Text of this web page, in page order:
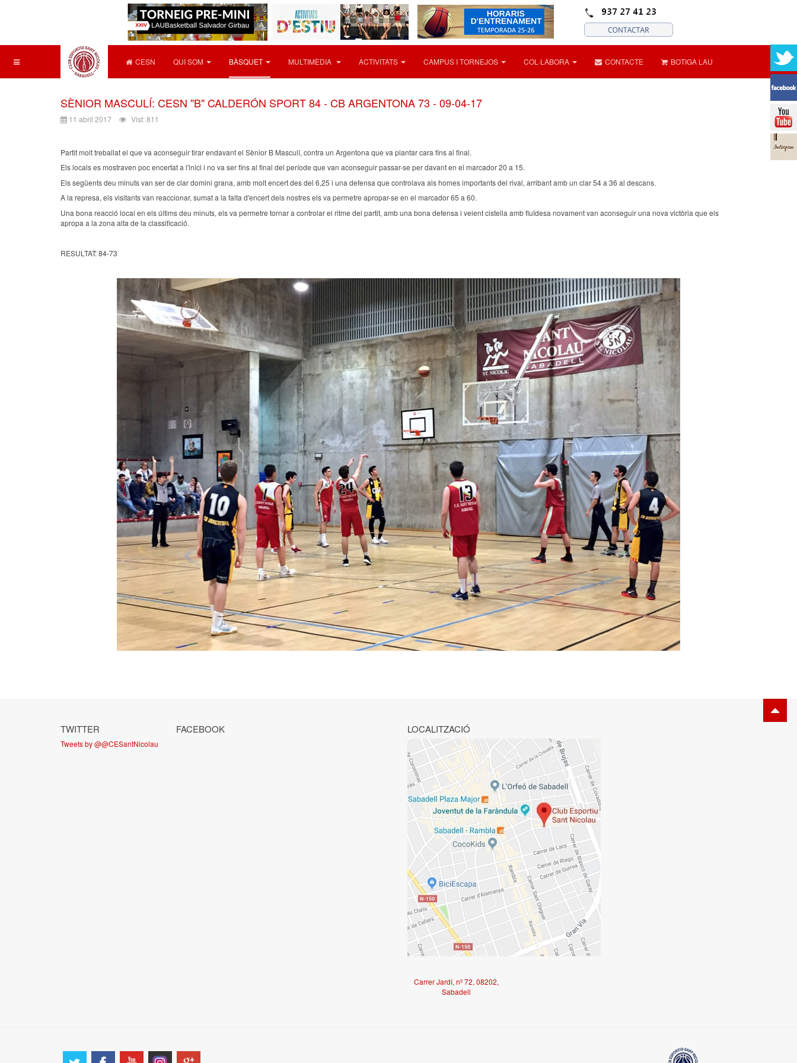
CESN QUI SOM BÀSQUET MULTIMÈDIA ACTIVITATS CAMPUS I TORNEJOS COL·LABORA CONTACTE BOTIGA LAU
SÈNIOR MASCULÍ: CESN "B" CALDERÓN SPORT 84 - CB ARGENTONA 73 - 09-04-17
11 abril 2017 Vist: 811
Partit molt treballat el que va aconseguir tirar endavant el Sènior B Masculí, contra un Argentona que va plantar cara fins al final.
Els locals es mostraven poc encertat a l'inici i no va ser fins al final del període que van aconseguir passar-se per davant en el marcador 20 a 15.
Els següents deu minuts van ser de clar domini grana, amb molt encert des del 6,25 i una defensa que controlava als homes importants del rival, arribant amb un clar 54 a 36 al descans.
A la represa, els visitants van reaccionar, sumat a la falta d'encert dels nostres els va permetre apropar-se en el marcador 65 a 60.
Una bona reacció local en els últims deu minuts, els va permetre tornar a controlar el ritme del partit, amb una bona defensa i veient cistella amb fluïdesa novament van aconseguir una nova victòria que els
apropa a la zona alta de la classificació.
RESULTAT: 84-73
TWITTER
Tweets by @@CESantNicolau
FACEBOOK LOCALITZACIÓ
Carrer Jardí, nº 72, 08202,
Sabadell